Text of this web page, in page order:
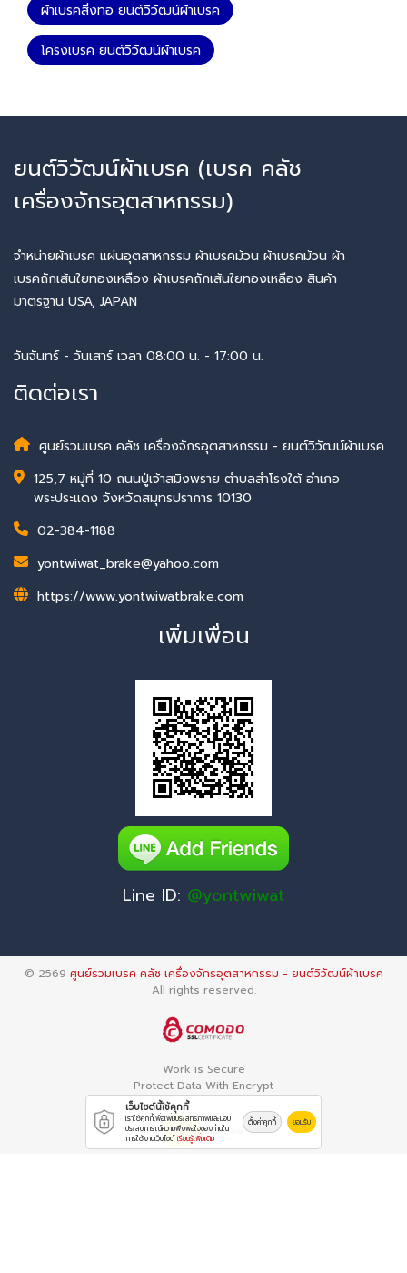
ผ้าเบรคสิ่งทอ ยนต์วิวัฒน์ผ้าเบรค
โครงเบรค ยนต์วิวัฒน์ผ้าเบรค
ยนต์วิวัฒน์ผ้าเบรค (เบรค คลัช
เครื่องจักรอุตสาหกรรม)
จำหน่ายผ้าเบรค แผ่นอุตสาหกรรม ผ้าเบรคม้วน ผ้าเบรคม้วน ผ้า
เบรคถักเส้นใยทองเหลือง ผ้าเบรคถักเส้นใยทองเหลือง สินค้า
มาตรฐาน USA, JAPAN
วันจันทร์ - วันเสาร์ เวลา 08:00 น. - 17:00 น.
ติดต่อเรา
ศูนย์รวมเบรค คลัช เครื่องจักรอุตสาหกรรม - ยนต์วิวัฒน์ผ้าเบรค
125,7 หมู่ที่ 10 ถนนปู่เจ้าสมิงพราย ตำบลสำโรงใต้ อำเภอ
พระประแดง จังหวัดสมุทรปราการ 10130
02-384-1188
yontwiwat_brake@yahoo.com
https://www.yontwiwatbrake.com
เพิ่มเพื่อน
Line ID: @yontwiwat
© 2569 ศูนย์รวมเบรค คลัช เครื่องจักรอุตสาหกรรม - ยนต์วิวัฒน์ผ้าเบรค
All rights reserved.
Work is Secure
Protect Data With Encrypt
เว็บไซต์นี้ใช้คุกกี้
เราใช้คุกกี้เพื่อเพิ่มประสิทธิภาพและมอบ
ประสบการณ์ความพึงพอใจของท่านใน
การใช้งานเว็บไซต์เรียนรู้เพิ่มเติม
ตั้งค่าคุกกี้ ยอมรับ